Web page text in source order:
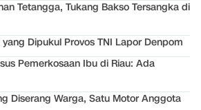
Tetangga, Tukang Bakso Tersangka di
Dipukul Provos TNI Lapor Denpom
Pemerkosaan Ibu di Riau: Ada
Diserang Warga, Satu Motor Anggota